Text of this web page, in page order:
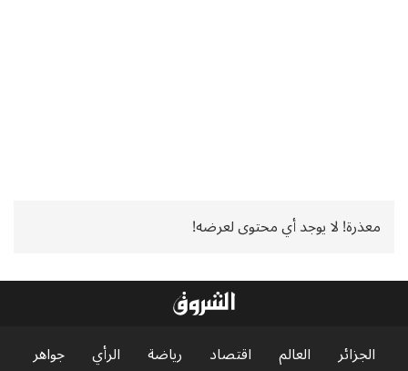
معذرة! لا يوجد أي محتوى لعرضه!
الجزائر العالم اقتصاد رياضة الرأي
جواهر